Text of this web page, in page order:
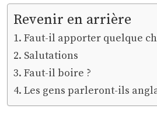
Revenir en arrière
Faut-il apporter quelque
Salutations
Faut-il boire ?
Les gens parleront-ils